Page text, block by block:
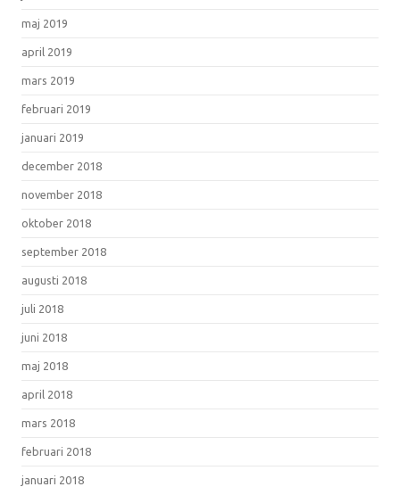
maj 2019
april 2019
mars 2019
februari 2019
januari 2019
december 2018
november 2018
oktober 2018
september 2018
augusti 2018
juli 2018
juni 2018
maj 2018
april 2018
mars 2018
februari 2018
januari 2018